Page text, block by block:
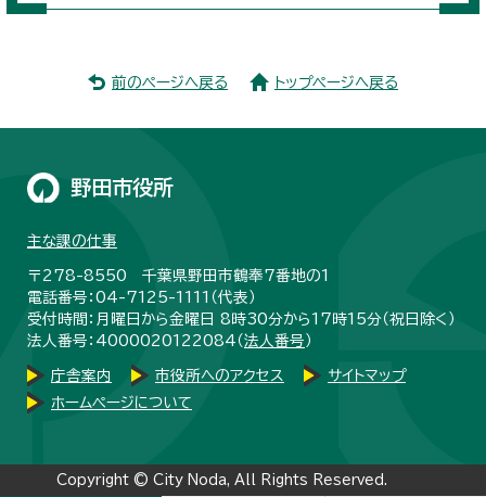
前のページへ戻る トップページへ戻る
野田市役所
主な課の仕事
〒278-8550 千葉県野田市鶴奉7番地の1
電話番号：04-7125-1111（代表）
受付時間：月曜日から金曜日 8時30分から17時15分（祝日除く）
法人番号：4000020122084（法人番号 ）
庁舎案内 市役所へのアクセス
サイトマップ
ホームページについて
Copyright © City Noda, All Rights Reserved.